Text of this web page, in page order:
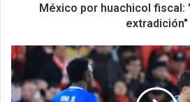
México por huachicol fiscal:
extradición"